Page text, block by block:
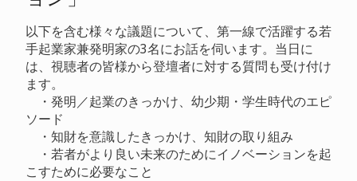
以下を含む様々な議題について、第一線で活躍する若
手起業家兼発明家の3名にお話を伺います。当日に
は、視聴者の皆様から登壇者に対する質問も受け付け
ます。
・発明／起業のきっかけ、幼少期・学生時代のエピ
ソード
・知財を意識したきっかけ、知財の取り組み
・若者がより良い未来のためにイノベーションを起
こすために必要なこと